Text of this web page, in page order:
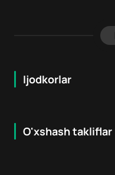
Ijodkorlar
O'xshash takliflar
16 + 7.9